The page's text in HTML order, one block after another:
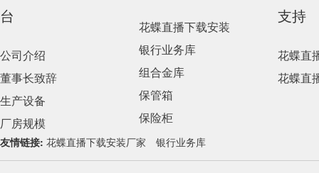
台
公司介绍
董事长致辞
生产设备
厂房规模
花蝶直播下载安装
银行业务库
组合金库
保管箱
保险柜
支持
花蝶直
花蝶直
友情链接: 花蝶直播下载安装厂家 银行业务库